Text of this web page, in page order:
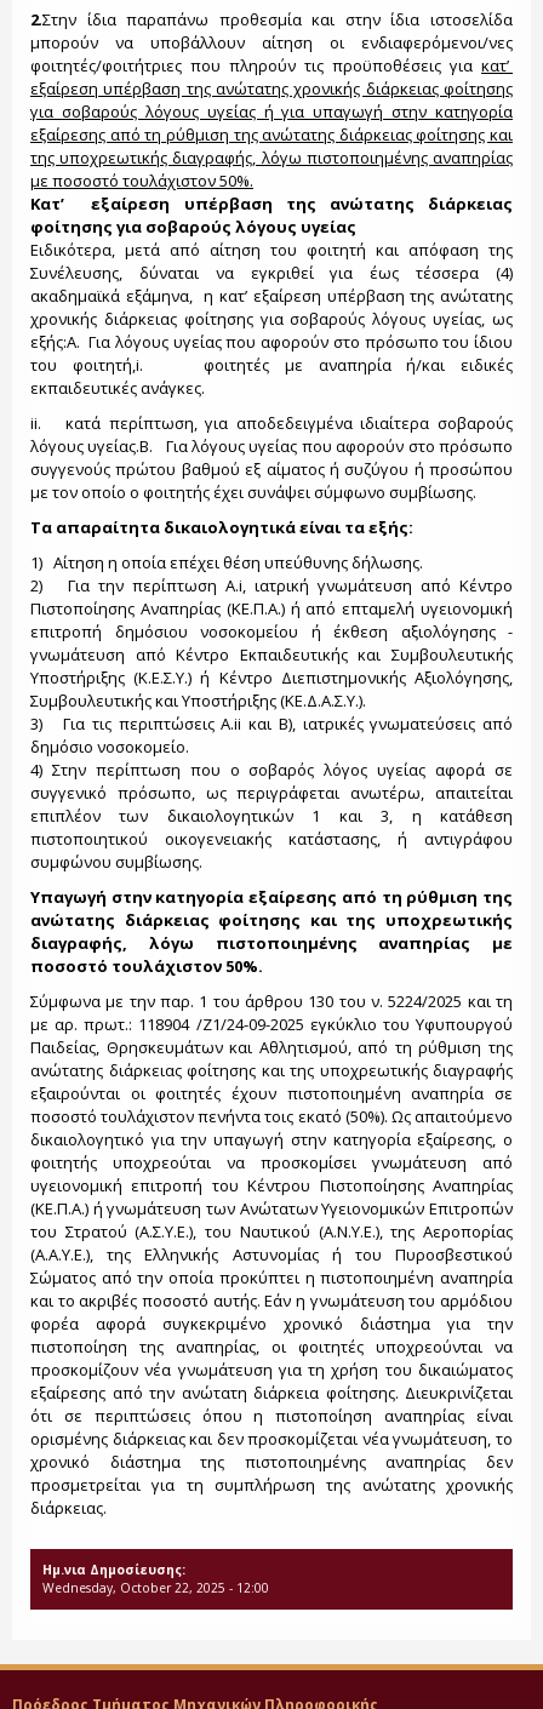
2.Στην ίδια παραπάνω προθεσμία και στην ίδια ιστοσελίδα
μπορούν να υποβάλλουν αίτηση οι ενδιαφερόμενοι/νες
φοιτητές/φοιτήτριες που πληρούν τις προϋποθέσεις για κατ’
εξαίρεση υπέρβαση της ανώτατης χρονικής διάρκειας φοίτησης
για σοβαρούς λόγους υγείας ή για υπαγωγή στην κατηγορία
εξαίρεσης από τη ρύθμιση της ανώτατης διάρκειας φοίτησης και
της υποχρεωτικής διαγραφής, λόγω πιστοποιημένης αναπηρίας
με ποσοστό τουλάχιστον 50%.
Κατ’ εξαίρεση υπέρβαση της ανώτατης διάρκειας
φοίτησης για σοβαρούς λόγους υγείας
Ειδικότερα, μετά από αίτηση του φοιτητή και απόφαση της
Συνέλευσης, δύναται να εγκριθεί για έως τέσσερα (4)
ακαδημαϊκά εξάμηνα, η κατ’ εξαίρεση υπέρβαση της ανώτατης
χρονικής διάρκειας φοίτησης για σοβαρούς λόγους υγείας, ως
εξής:Α. Για λόγους υγείας που αφορούν στο πρόσωπο του ίδιου
του φοιτητή,i. φοιτητές με αναπηρία ή/και ειδικές
εκπαιδευτικές ανάγκες.
ii. κατά περίπτωση, για αποδεδειγμένα ιδιαίτερα σοβαρούς
λόγους υγείας.Β. Για λόγους υγείας που αφορούν στο πρόσωπο
συγγενούς πρώτου βαθμού εξ αίματος ή συζύγου ή προσώπου
με τον οποίο ο φοιτητής έχει συνάψει σύμφωνο συμβίωσης.
Τα απαραίτητα δικαιολογητικά είναι τα εξής:
1) Αίτηση η οποία επέχει θέση υπεύθυνης δήλωσης.
2) Για την περίπτωση Α.i, ιατρική γνωμάτευση από Κέντρο
Πιστοποίησης Αναπηρίας (ΚΕ.Π.Α.) ή από επταμελή υγειονομική
επιτροπή δημόσιου νοσοκομείου ή έκθεση αξιολόγησης -
γνωμάτευση από Κέντρο Εκπαιδευτικής και Συμβουλευτικής
Υποστήριξης (Κ.Ε.Σ.Υ.) ή Κέντρο Διεπιστημονικής Αξιολόγησης,
Συμβουλευτικής και Υποστήριξης (ΚΕ.Δ.Α.Σ.Υ.).
3) Για τις περιπτώσεις A.ii και B), ιατρικές γνωματεύσεις από
δημόσιο νοσοκομείο.
4) Στην περίπτωση που ο σοβαρός λόγος υγείας αφορά σε
συγγενικό πρόσωπο, ως περιγράφεται ανωτέρω, απαιτείται
επιπλέον των δικαιολογητικών 1 και 3, η κατάθεση
πιστοποιητικού οικογενειακής κατάστασης, ή αντιγράφου
συμφώνου συμβίωσης.
Υπαγωγή στην κατηγορία εξαίρεσης από τη ρύθμιση της
ανώτατης διάρκειας φοίτησης και της υποχρεωτικής
διαγραφής, λόγω πιστοποιημένης αναπηρίας με
ποσοστό τουλάχιστον 50%.
Σύμφωνα με την παρ. 1 του άρθρου 130 του ν. 5224/2025 και τη
με αρ. πρωτ.: 118904 /Ζ1/24-09-2025 εγκύκλιο του Υφυπουργού
Παιδείας, Θρησκευμάτων και Αθλητισμού, από τη ρύθμιση της
ανώτατης διάρκειας φοίτησης και της υποχρεωτικής διαγραφής
εξαιρούνται οι φοιτητές έχουν πιστοποιημένη αναπηρία σε
ποσοστό τουλάχιστον πενήντα τοις εκατό (50%). Ως απαιτούμενο
δικαιολογητικό για την υπαγωγή στην κατηγορία εξαίρεσης, ο
φοιτητής υποχρεούται να προσκομίσει γνωμάτευση από
υγειονομική επιτροπή του Κέντρου Πιστοποίησης Αναπηρίας
(ΚΕ.Π.Α.) ή γνωμάτευση των Ανώτατων Υγειονομικών Επιτροπών
του Στρατού (Α.Σ.Υ.Ε.), του Ναυτικού (Α.Ν.Υ.Ε.), της Αεροπορίας
(Α.Α.Υ.Ε.), της Ελληνικής Αστυνομίας ή του Πυροσβεστικού
Σώματος από την οποία προκύπτει η πιστοποιημένη αναπηρία
και το ακριβές ποσοστό αυτής. Εάν η γνωμάτευση του αρμόδιου
φορέα αφορά συγκεκριμένο χρονικό διάστημα για την
πιστοποίηση της αναπηρίας, οι φοιτητές υποχρεούνται να
προσκομίζουν νέα γνωμάτευση για τη χρήση του δικαιώματος
εξαίρεσης από την ανώτατη διάρκεια φοίτησης. Διευκρινίζεται
ότι σε περιπτώσεις όπου η πιστοποίηση αναπηρίας είναι
ορισμένης διάρκειας και δεν προσκομίζεται νέα γνωμάτευση, το
χρονικό διάστημα της πιστοποιημένης αναπηρίας δεν
προσμετρείται για τη συμπλήρωση της ανώτατης χρονικής
διάρκειας.
Ημ.νια Δημοσίευσης:
Wednesday, October 22, 2025 - 12:00
Πρόεδρος Τμήματος Μηχανικών Πληροφορικής